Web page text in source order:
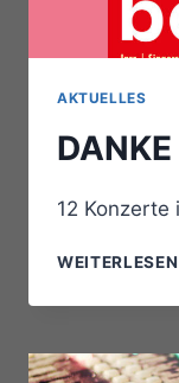
AKTUELLES
12 Konzerte
WEITERLESEN